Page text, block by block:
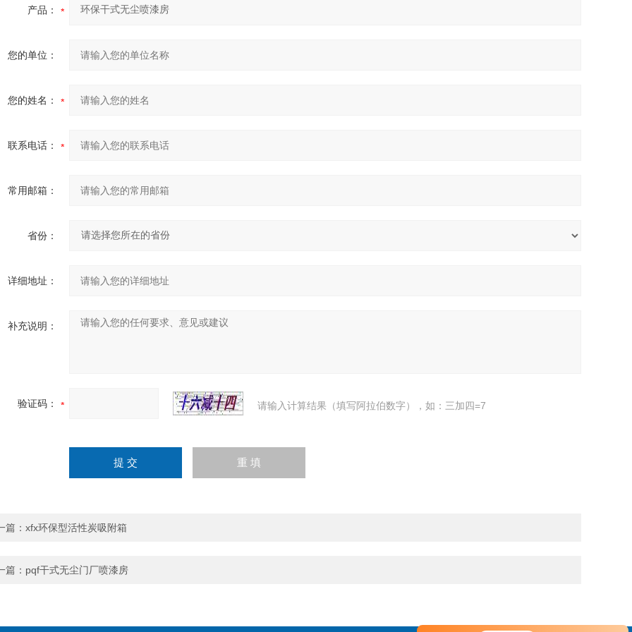
产品：
您的单位：
您的姓名：
联系电话：
常用邮箱：
省份：
详细地址：
补充说明：
验证码： 请输入计算结果（填写阿拉伯数字），如：三加四=7
篇： xfx环保型活性炭吸附箱
篇： pqf干式无尘门厂喷漆房